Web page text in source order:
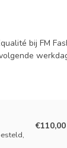
bij FM
€110,00